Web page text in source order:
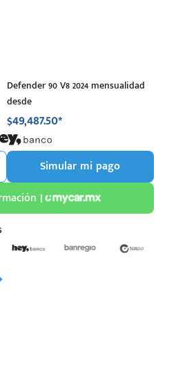
Defender 90 V8 2024 mensualidad
desde
$49,487.50*
Simular mi pago
|